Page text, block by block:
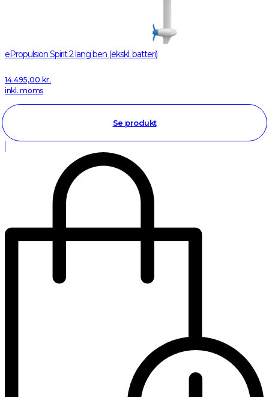
ePropulsion Spirit 2 lang ben (ekskl. batteri)
14.495,00 kr.
inkl. moms
Se produkt